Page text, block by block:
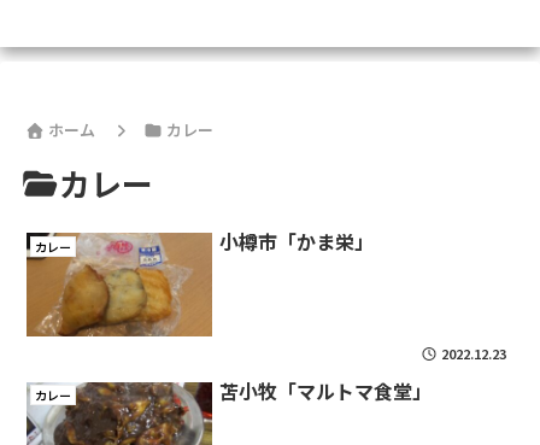
ホーム カレー
カレー
カレー 小樽市「かま栄」
2022.12.23
カレー 苫小牧「マルトマ食堂」